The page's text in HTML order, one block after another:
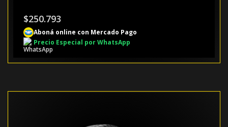
$250.793
Aboná online con Mercado Pago
Precio Especial por WhatsApp